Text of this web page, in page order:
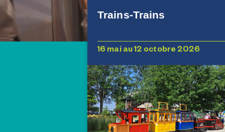
Trains-Trains
16 mai au 12 octobre 2026